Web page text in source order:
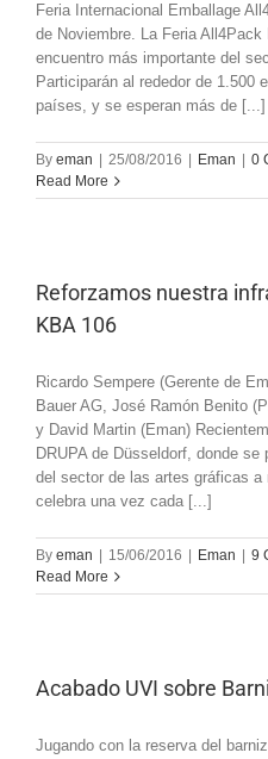
Feria Internacional Emballage
de Noviembre. La Feria
encuentro más importante del
Participarán al rededor de 1.500
países, y se esperan más de [...]
By eman 25/08/2016 Eman
0
Read More
Reforzamos nuestra
KBA 106
Ricardo Sempere (Gerente de
Bauer AG, José Ramón Benito
y David Martin (Eman)
DRUPA de Düsseldorf, donde
del sector de las artes gráficas
celebra una vez cada [...]
By eman 15/06/2016 Eman
9
Read More
Acabado UVI sobre
Jugando con la reserva del